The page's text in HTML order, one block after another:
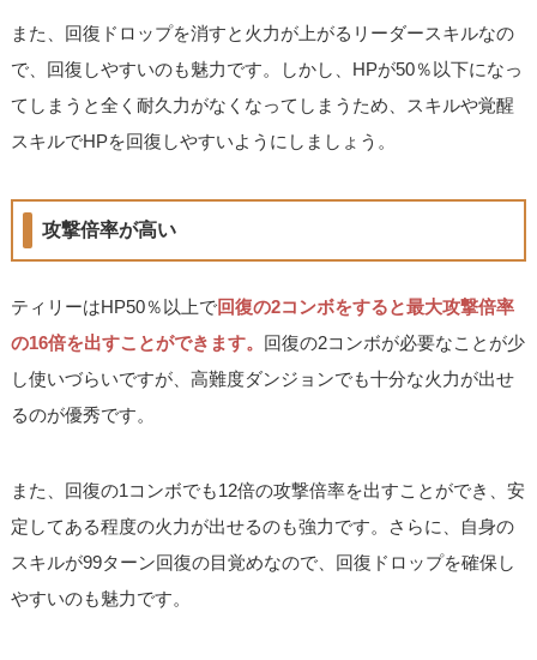
また、回復ドロップを消すと火力が上がるリーダースキルなの
で、回復しやすいのも魅力です。しかし、HPが50％以下になっ
てしまうと全く耐久力がなくなってしまうため、スキルや覚醒
スキルでHPを回復しやすいようにしましょう。
攻撃倍率が高い
ティリーはHP50％以上で回復の2コンボをすると最大攻撃倍率
の16倍を出すことができます。 回復の2コンボが必要なことが少
し使いづらいですが、高難度ダンジョンでも十分な火力が出せ
るのが優秀です。
また、回復の1コンボでも12倍の攻撃倍率を出すことができ、安
定してある程度の火力が出せるのも強力です。さらに、自身の
スキルが99ターン回復の目覚めなので、回復ドロップを確保し
やすいのも魅力です。